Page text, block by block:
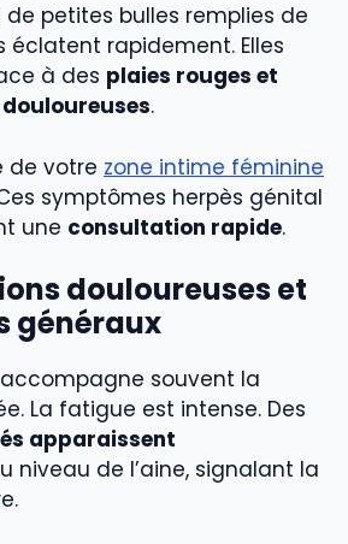
de petites bulles remplies de
éclatent rapidement. Elles
à des plaies rouges et
.
de votre zone intime féminine
symptômes herpès génital
une consultation rapide.
douloureuses et
généraux
souvent la
La fatigue est intense. Des
apparaissent
niveau de l’aine, signalant la